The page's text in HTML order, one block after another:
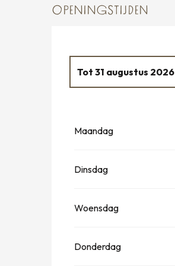
OPENINGSTIJDEN
Vanaf1 april 2026
Tot 31 augustus 2026
Vanaf
Maandag
Dinsdag
Woensdag
Donderdag